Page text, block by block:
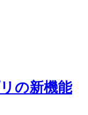
の新機能